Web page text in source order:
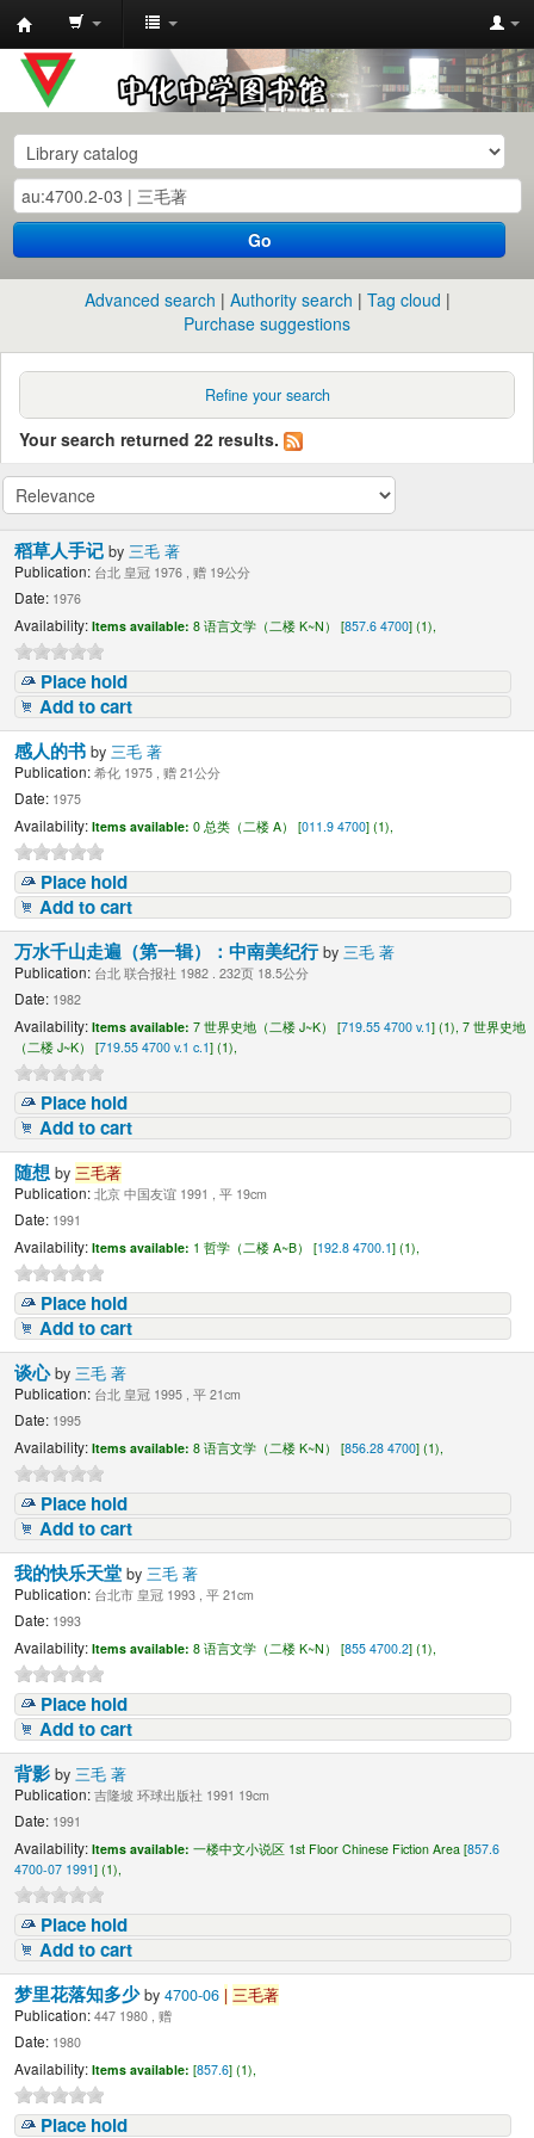
中
化
中
学
图
书
馆
目
Go
Advanced search Authority search
Tag cloud
Purchase suggestions
Refine your search
Your search returned 22 results.
稻草人手记by三毛 著
Publication: 台北 皇冠 1976 , 赠 19公分
Date: 1976
Availability: Items available: 8 语言文学（二楼 K~N） [857.6 4700] (1),
Place hold
Add to cart
感人的书by三毛 著
Publication: 希化 1975 , 赠 21公分
Date: 1975
Availability: Items available: 0 总类（二楼 A） [011.9 4700] (1),
Place hold
Add to cart
万水千山走遍（第一辑）：中南美纪行by三毛 著
Publication: 台北 联合报社 1982 . 232页 18.5公分
Date: 1982
Availability: Items available: 7 世界史地（二楼 J~K） [719.55 4700 v.1] (1),7 世界史地
（二楼 J~K） [719.55 4700 v.1 c.1] (1),
Place hold
Add to cart
随想by三毛著
Publication: 北京 中国友谊 1991 , 平 19cm
Date: 1991
Availability: Items available: 1 哲学（二楼 A~B） [192.8 4700.1] (1),
Place hold
Add to cart
谈心by三毛 著
Publication: 台北 皇冠 1995 , 平 21cm
Date: 1995
Availability: Items available: 8 语言文学（二楼 K~N） [856.28 4700] (1),
Place hold
Add to cart
我的快乐天堂by三毛 著
Publication: 台北市 皇冠 1993 , 平 21cm
Date: 1993
Availability: Items available: 8 语言文学（二楼 K~N） [855 4700.2] (1),
Place hold
Add to cart
背影by三毛 著
Publication: 吉隆坡 环球出版社 1991 19cm
Date: 1991
Availability: Items available: 一楼中文小说区 1st Floor Chinese Fiction Area [857.6
4700-07 1991] (1),
Place hold
Add to cart
梦里花落知多少by4700-06 | 三毛著
Publication: 447 1980 , 赠
Date: 1980
Availability: Items available: [857.6] (1),
Place hold